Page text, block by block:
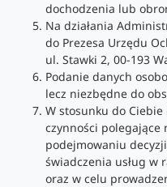
dochodzenia lub
Na działania
do Prezesa Urzędu
ul. Stawki 2, 00-193
Podanie danych
lecz niezbędne do
W stosunku do
czynności polegające
podejmowaniu
świadczenia usług w
oraz w celu